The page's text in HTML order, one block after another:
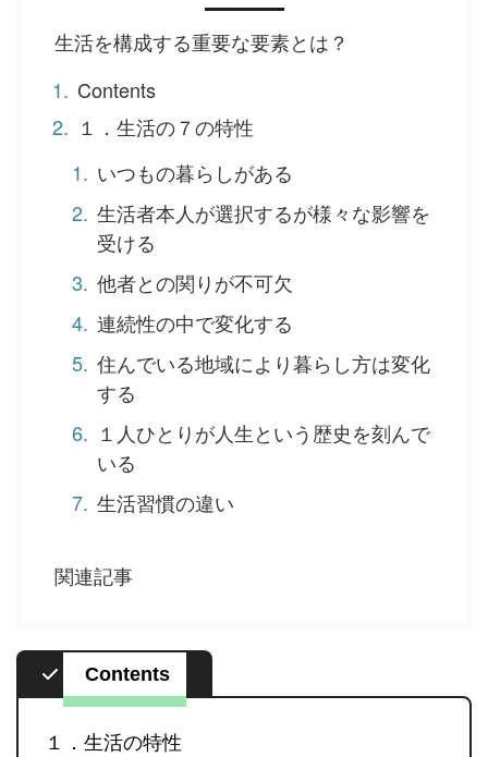
生活を構成する重要な要素とは？
Contents
１．生活の７の特性
いつもの暮らしがある
生活者本人が選択するが様々な影響を
受ける
他者との関りが不可欠
連続性の中で変化する
住んでいる地域により暮らし方は変化
する
１人ひとりが人生という歴史を刻んで
いる
生活習慣の違い
関連記事
Contents
１．生活の特性